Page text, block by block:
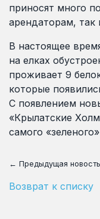
приносят много
арендаторам, так
В настоящее
на елках
проживает 9
которые
С появлением
«Крылатские
самого
← Предыдущая новость
Возврат к списку